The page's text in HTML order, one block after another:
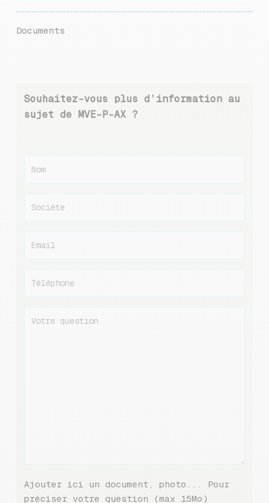
Documents
Souhaitez-vous plus d’information au
sujet de MVE-P-AX ?
Ajouter ici un document, photo... Pour
préciser votre question (max 15Mo)